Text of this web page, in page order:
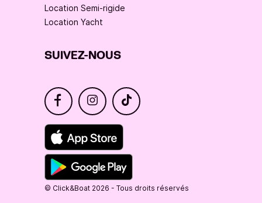
Location Semi-rigide
Location Yacht
SUIVEZ-NOUS
© Click&Boat 2026 - Tous droits réservés